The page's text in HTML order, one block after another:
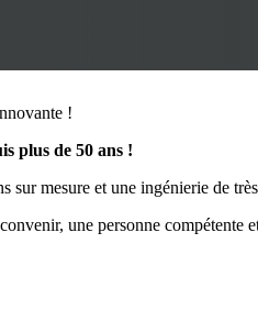
!
plus de 50 ans !
mesure et une ingénierie de
une personne compétente